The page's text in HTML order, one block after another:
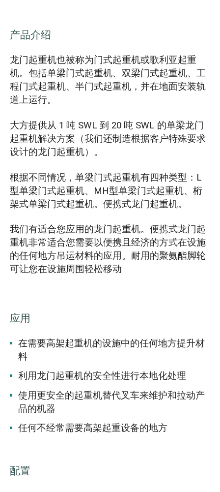
产品介绍
龙门起重机也被称为门式起重机或歌利亚起重
机。包括单梁门式起重机、双梁门式起重机、工
程门式起重机、半门式起重机，并在地面安装轨
道上运行。
大方提供从 1 吨 SWL 到 20 吨 SWL 的单梁龙门
起重机解决方案（我们还制造根据客户特殊要求
设计的龙门起重机）。
根据不同情况，单梁门式起重机有四种类型：L
型单梁门式起重机、MH型单梁门式起重机、桁
架式单梁门式起重机。便携式龙门起重机。
我们有适合您应用的龙门起重机。便携式龙门起
重机非常适合您需要以便携且经济的方式在设施
的任何地方吊运材料的应用。耐用的聚氨酯脚轮
可让您在设施周围轻松移动
应用
在需要高架起重机的设施中的任何地方提升材
料
利用龙门起重机的安全性进行本地化处理
使用更安全的起重机替代叉车来维护和拉动产
品的机器
任何不经常需要高架起重设备的地方
配置